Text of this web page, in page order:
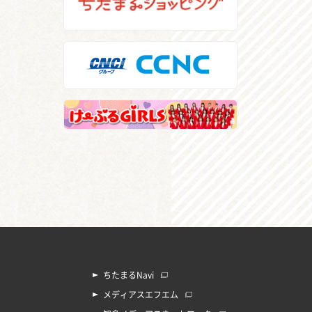
ちたまるNavi
メディアスエフエム